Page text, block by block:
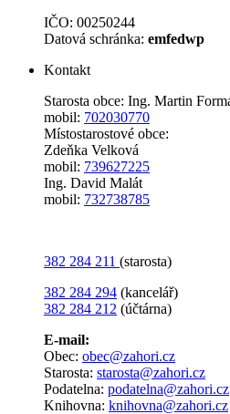
IČO: 00250244
Datová schránka: emfedwp
Kontakt
Starosta obce: Ing. Martin
mobil: 702030770
Místostarostové obce:
Zdeňka Velková
mobil: 739627225
Ing. David Malát
mobil: 732738785
382 284 211 (starosta)
382 284 294 (kancelář)
382 284 212 (účtárna)
E-mail:
Obec: obec@zahori.cz
Starosta: starosta@zahori.cz
Podatelna: podatelna@zahori.cz
Knihovna: knihovna@zahori.cz